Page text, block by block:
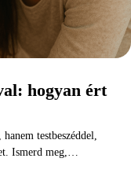
hogyan ért
testbeszéddel,
Ismerd meg,…